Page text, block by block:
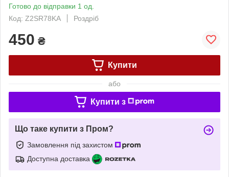
Готово до відправки 1 од.
Код: Z2SR78KA
Роздріб
450 ₴
Купити
або
Купити з
Що таке купити з Пром?
Замовлення під захистом
Доступна доставка